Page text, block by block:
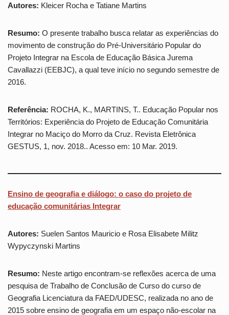
Autores: Kleicer Rocha e Tatiane Martins
Resumo: O presente trabalho busca relatar as experiências do
movimento de construção do Pré-Universitário Popular do
Projeto Integrar na Escola de Educação Básica Jurema
Cavallazzi (EEBJC), a qual teve início no segundo semestre de
2016.
Referência: ROCHA, K., MARTINS, T.. Educação Popular nos
Territórios: Experiência do Projeto de Educação Comunitária
Integrar no Maciço do Morro da Cruz. Revista Eletrônica
GESTUS, 1, nov. 2018.. Acesso em: 10 Mar. 2019.
Ensino de geografia e diálogo: o caso do projeto de
educação comunitárias Integrar
Autores: Suelen Santos Mauricio e Rosa Elisabete Militz
Wypyczynski Martins
Resumo: Neste artigo encontram-se reflexões acerca de uma
pesquisa de Trabalho de Conclusão de Curso do curso de
Geografia Licenciatura da FAED/UDESC, realizada no ano de
2015 sobre ensino de geografia em um espaço não-escolar na